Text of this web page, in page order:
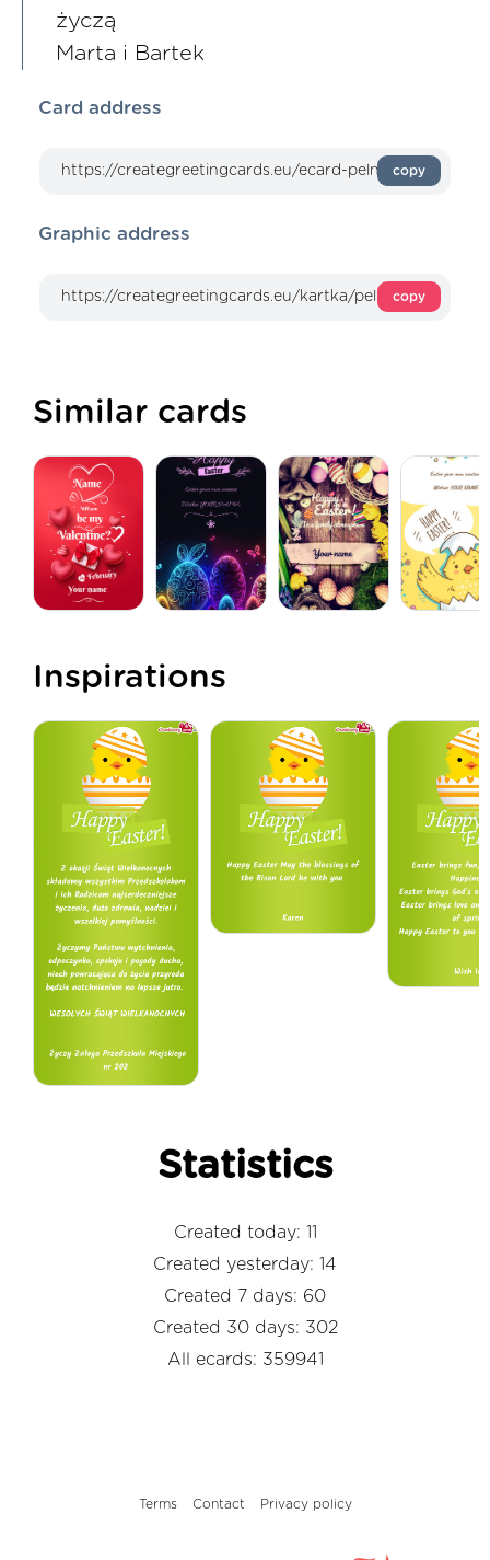
życzą
Marta i Bartek
Card address
copy
Graphic address
copy
Similar cards
Inspirations
Statistics
Created today: 11
Created yesterday: 14
Created 7 days: 60
Created 30 days: 302
All ecards: 359941
Terms Contact Privacy policy